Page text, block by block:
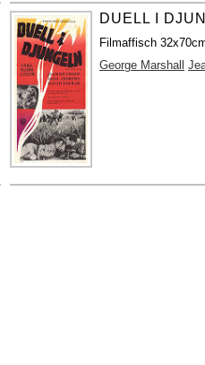
DUELL I
Filmaffisch
George Marshall